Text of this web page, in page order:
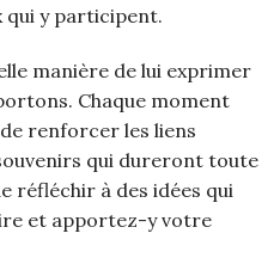
qui y participent.
manière de lui exprimer
Chaque moment
renforcer les liens
qui dureront toute
réfléchir à des idées qui
et apportez-y votre